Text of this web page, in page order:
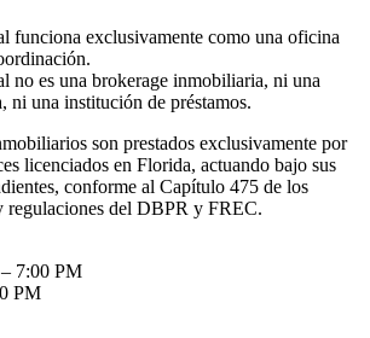
funciona exclusivamente como una oficina
no es una brokerage inmobiliaria, ni una
ni una institución de préstamos.
son prestados exclusivamente por
licenciados en Florida, actuando bajo sus
conforme al Capítulo 475 de los
regulaciones del DBPR y FREC.
7:00 PM
PM